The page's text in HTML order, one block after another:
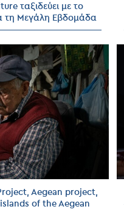
ταξιδεύει με το
τη Μεγάλη Εβδομάδα
Aegean project,
of the Aegean